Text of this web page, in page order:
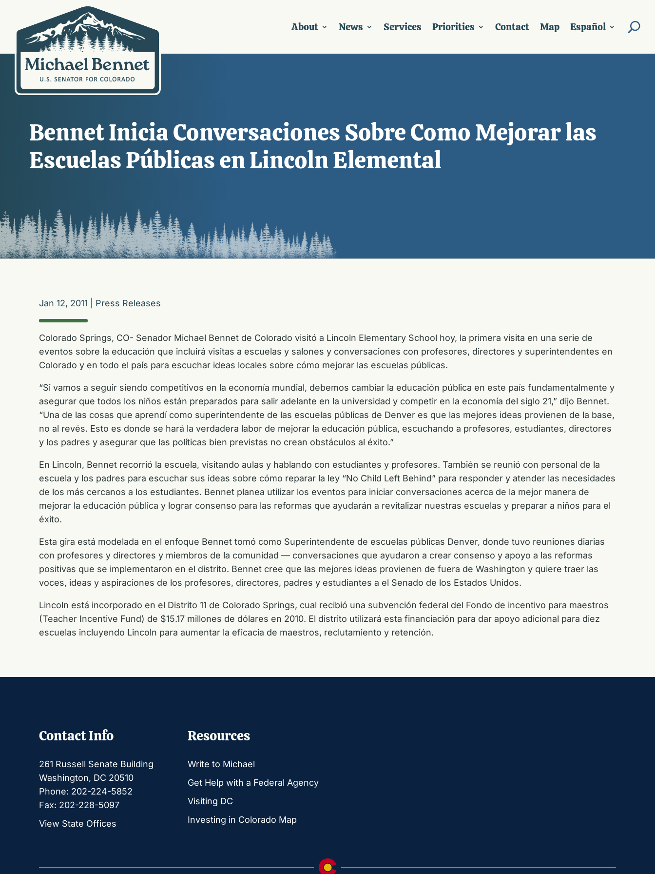
About News Services Priorities Contact Map Español
Bennet Inicia Conversaciones Sobre Como Mejorar las
Escuelas Públicas en Lincoln Elemental
Jan 12, 2011 Press Releases
Colorado Springs, CO- Senador Michael Bennet de Colorado visitó a Lincoln Elementary School hoy, la primera visita en una serie de
eventos sobre la educación que incluirá visitas a escuelas y salones y conversaciones con profesores, directores y superintendentes en
Colorado y en todo el país para escuchar ideas locales sobre cómo mejorar las escuelas públicas.
“Si vamos a seguir siendo competitivos en la economía mundial, debemos cambiar la educación pública en este país fundamentalmente y
asegurar que todos los niños están preparados para salir adelante en la universidad y competir en la economía del siglo 21,” dijo Bennet.
“Una de las cosas que aprendí como superintendente de las escuelas públicas de Denver es que las mejores ideas provienen de la base,
no al revés. Esto es donde se hará la verdadera labor de mejorar la educación pública, escuchando a profesores, estudiantes, directores
y los padres y asegurar que las políticas bien previstas no crean obstáculos al éxito.”
En Lincoln, Bennet recorrió la escuela, visitando aulas y hablando con estudiantes y profesores. También se reunió con personal de la
escuela y los padres para escuchar sus ideas sobre cómo reparar la ley “No Child Left Behind” para responder y atender las necesidades
de los más cercanos a los estudiantes. Bennet planea utilizar los eventos para iniciar conversaciones acerca de la mejor manera de
mejorar la educación pública y lograr consenso para las reformas que ayudarán a revitalizar nuestras escuelas y preparar a niños para el
éxito.
Esta gira está modelada en el enfoque Bennet tomó como Superintendente de escuelas públicas Denver, donde tuvo reuniones diarias
con profesores y directores y miembros de la comunidad — conversaciones que ayudaron a crear consenso y apoyo a las reformas
positivas que se implementaron en el distrito. Bennet cree que las mejores ideas provienen de fuera de Washington y quiere traer las
voces, ideas y aspiraciones de los profesores, directores, padres y estudiantes a el Senado de los Estados Unidos.
Lincoln está incorporado en el Distrito 11 de Colorado Springs, cual recibió una subvención federal del Fondo de incentivo para maestros
(Teacher Incentive Fund) de $15.17 millones de dólares en 2010. El distrito utilizará esta financiación para dar apoyo adicional para diez
escuelas incluyendo Lincoln para aumentar la eficacia de maestros, reclutamiento y retención.
Contact Info
261 Russell Senate Building
Washington, DC 20510
Phone: 202-224-5852
Fax: 202-228-5097
View State Offices
Resources
Write to Michael
Get Help with a Federal Agency
Visiting DC
Investing in Colorado Map